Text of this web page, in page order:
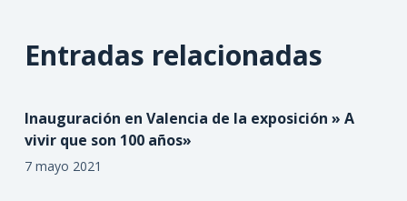
Entradas relacionadas
Inauguración en Valencia de la exposición » A
vivir que son 100 años»
7 mayo 2021